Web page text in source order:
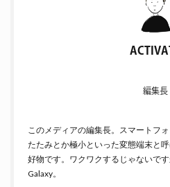
編集長
このメディアの編集長。スマートフ
たたみとか極小といった変態端末と
好物です。ワクワクするじゃないで
Galaxy。